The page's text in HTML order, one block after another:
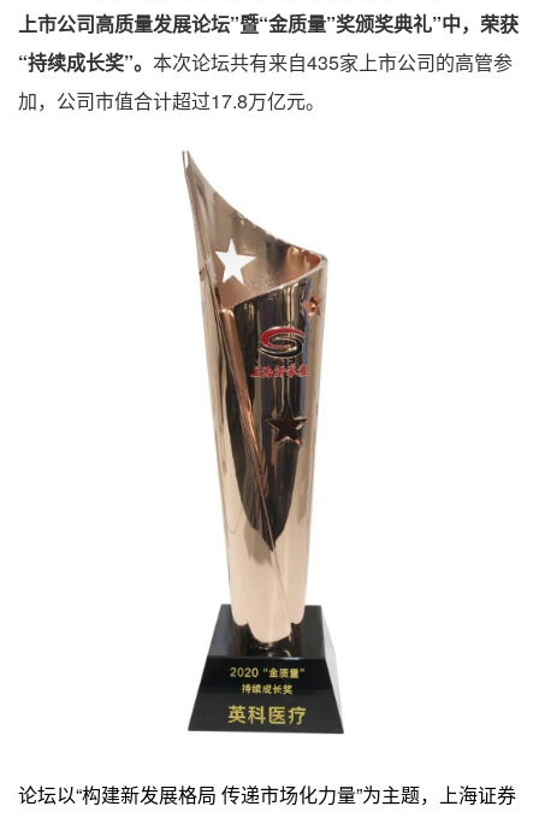
上市公司高质量发展论坛”暨“金质量”奖颁奖典礼”中， 荣获
“持续成长奖”。 本次论坛共有来自435家上市公司的高管参
加，公司市值合计超过17.8万亿元。
论坛以“构建新发展格局 传递市场化力量”为主题，上海证券